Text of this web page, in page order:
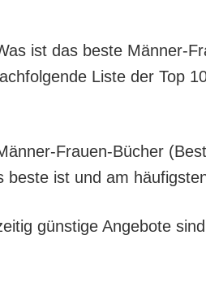
ist das bes­te Män­ner-
Lis­te der Top
Frau­en-Bücher
ist und am
güns­ti­ge Ange­bo­te